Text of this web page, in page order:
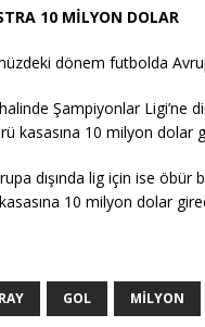
10 MİLYON DOLAR
dönem futbolda
Şampiyonlar Ligi’ne
kasasına 10 milyon dolar
dışında lig için ise
10 milyon dolar
GOL MILYON